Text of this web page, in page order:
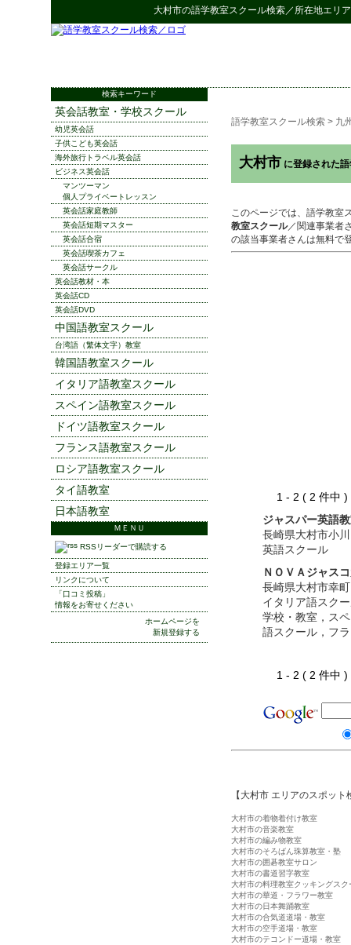
大村市の語学教室スクール検索／所在地エリ
語学教室スクール検索 > 九
大村市 に登録された
このページでは、語学教室
教室スクール／関連事業者
の該当事業者さんは無料で
1 - 2 ( 2 件
ジャスパー英語
長崎県大村市小
英語スクール
ＮＯＶＡジャス
長崎県大村市幸
イタリア語スク
学校・教室，ス
語スクール，フ
1 - 2 ( 2 件
【大村市 エリアのスポット
大村市の着物着付け教室
大村市の音楽教室
大村市の編み物教室
大村市のそろばん珠算教室・塾
大村市の囲碁教室サロン
大村市の書道習字教室
大村市の料理教室クッキングスク
大村市の華道・フラワー教室
大村市の日本舞踊教室
大村市の合気道道場・教室
大村市の空手道場・教室
大村市のテコンドー道場・教室
検索キーワード
英会話教室・学校スクール
幼児英会話
子供こども英会話
海外旅行トラベル英会話
ビジネス英会話
マンツーマン
個人プライベートレッスン
英会話家庭教師
英会話短期マスター
英会話合宿
英会話喫茶カフェ
英会話サークル
英会話教材・本
英会話CD
英会話DVD
中国語教室スクール
台湾語（繁体文字）教室
韓国語教室スクール
イタリア語教室スクール
スペイン語教室スクール
ドイツ語教室スクール
フランス語教室スクール
ロシア語教室スクール
タイ語教室
日本語教室
ＭＥＮＵ
RSSリーダーで購読する
登録エリア一覧
リンクについて
「口コミ投稿」
情報をお寄せください
ホームページを
新規登録する